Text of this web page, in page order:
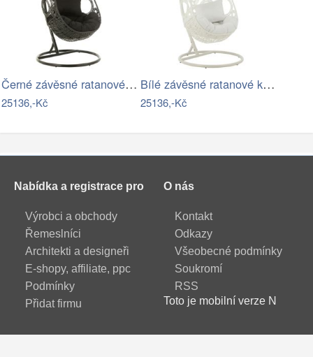
Černé závěsné ratanové křeslo Bule…
25136,-Kč
Bílé závěsné ratanové křeslo Bule White…
25136,-Kč
Nabídka a registrace pro
Výrobci a obchody
Řemeslníci
Architekti a designeři
E-shopy, affiliate, ppc
Podmínky
Přidat firmu
O nás
Kontakt
Odkazy
Všeobecné podmínky
Soukromí
RSS
Toto je mobilní verze N